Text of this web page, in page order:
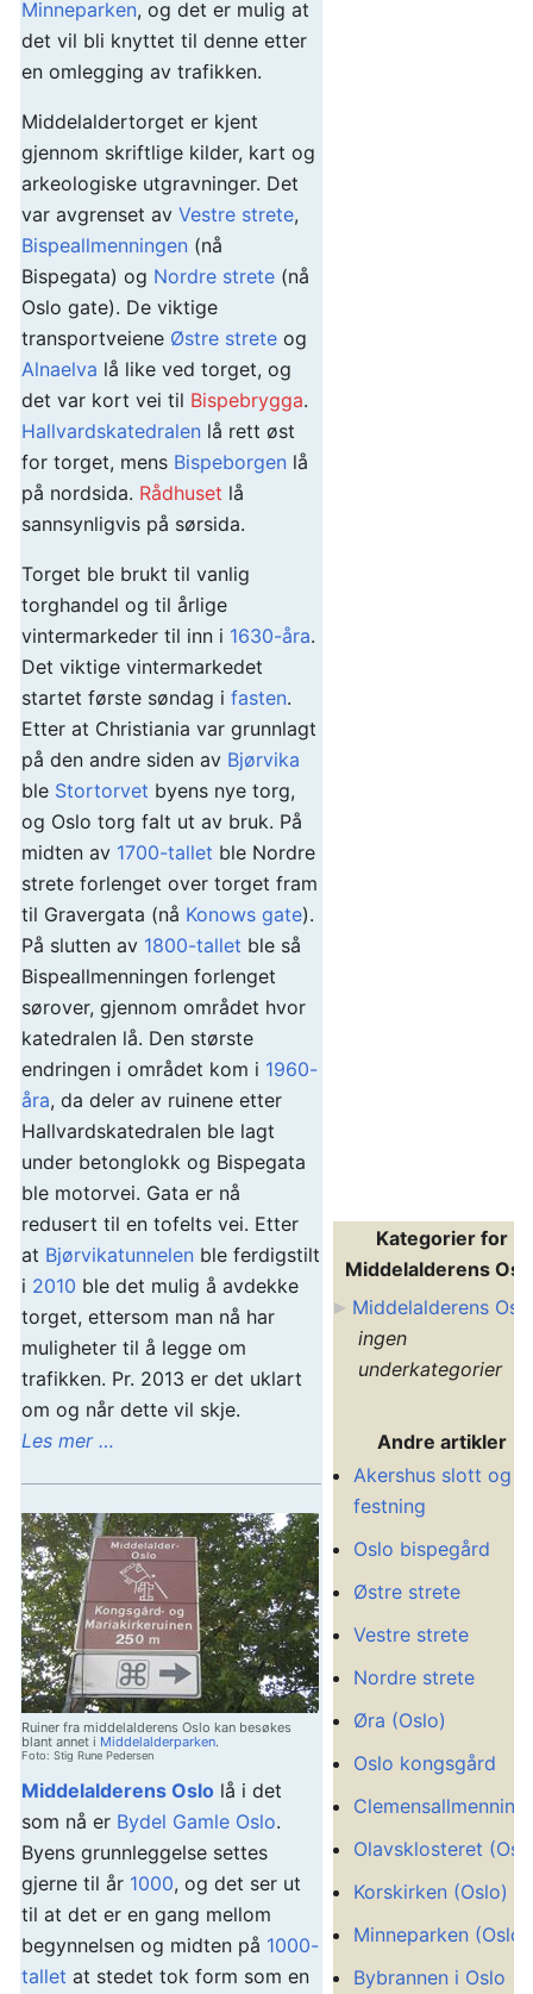
Minneparken, og det er mulig at
det vil bli knyttet til denne etter
en omlegging av trafikken.
Middelaldertorget er kjent
gjennom skriftlige kilder, kart og
arkeologiske utgravninger. Det
var avgrenset av Vestre strete,
Bispeallmenningen (nå
Bispegata) og Nordre strete (nå
Oslo gate). De viktige
transportveiene Østre strete og
Alnaelva lå like ved torget, og
det var kort vei til Bispebrygga.
Hallvardskatedralen lå rett øst
for torget, mens Bispeborgen lå
på nordsida. Rådhuset lå
sannsynligvis på sørsida.
Torget ble brukt til vanlig
torghandel og til årlige
vintermarkeder til inn i 1630-åra.
Det viktige vintermarkedet
startet første søndag i fasten.
Etter at Christiania var grunnlagt
på den andre siden av Bjørvika
ble Stortorvet byens nye torg,
og Oslo torg falt ut av bruk. På
midten av 1700-tallet ble Nordre
strete forlenget over torget fram
til Gravergata (nå Konows gate).
På slutten av 1800-tallet ble så
Bispeallmenningen forlenget
sørover, gjennom området hvor
katedralen lå. Den største
endringen i området kom i 1960-
åra, da deler av ruinene etter
Hallvardskatedralen ble lagt
under betonglokk og Bispegata
ble motorvei. Gata er nå
redusert til en tofelts vei. Etter
at Bjørvikatunnelen ble ferdigstilt
i 2010 ble det mulig å avdekke
torget, ettersom man nå har
muligheter til å legge om
trafikken. Pr. 2013 er det uklart
om og når dette vil skje.
Les mer …
Ruiner fra middelalderens Oslo kan besøkes
blant annet i Middelalderparken.
Foto: Stig Rune Pedersen
Middelalderens Oslo lå i det
som nå er Bydel Gamle Oslo.
Byens grunnleggelse settes
gjerne til år 1000, og det ser ut
til at det er en gang mellom
begynnelsen og midten på 1000-
tallet at stedet tok form som en
Kategorier for
Middelalderens
Middelalderens
ingen
underkategorier
Andre artikler
Akershus slott og
festning
Oslo bispegård
Østre strete
Vestre strete
Nordre strete
Øra (Oslo)
Oslo kongsgård
Olavsklosteret
Korskirken (Oslo)
Minneparken (Oslo)
Bybrannen i Oslo